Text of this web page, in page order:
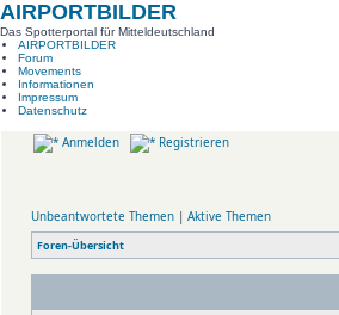
AIRPORTBILDER
Das Spotterportal für Mitteldeutschland
AIRPORTBILDER
Forum
Movements
Informationen
Impressum
Datenschutz
Anmelden Registrieren
Unbeantwortete Themen | Aktive Themen
Foren-Übersicht